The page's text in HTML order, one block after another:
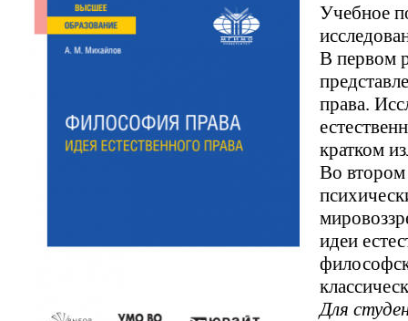
Учебное
В первом
права.
кратком
Во втором
идеи
Для